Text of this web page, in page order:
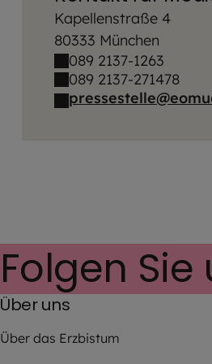
Kapellenstraße 4
80333 München
089 2137-1263
089 2137-271478
Folgen Sie
Über uns
Über das Erzbistum